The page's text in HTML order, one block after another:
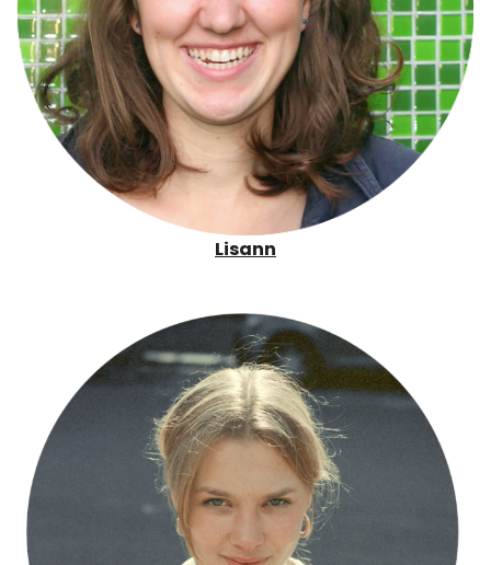
Lisann